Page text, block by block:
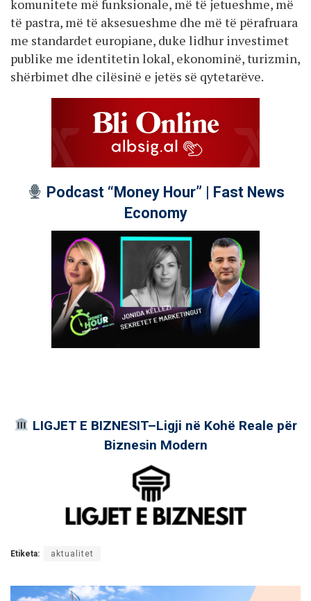
komunitete më funksionale, më të jetueshme, më
të pastra, më të aksesueshme dhe më të përafruara
me standardet europiane, duke lidhur investimet
publike me identitetin lokal, ekonominë, turizmin,
shërbimet dhe cilësinë e jetës së qytetarëve.
Podcast “Money Hour” | Fast News
Economy
LIGJET E BIZNESIT–Ligji në Kohë Reale për
Biznesin Modern
Etiketa: aktualitet